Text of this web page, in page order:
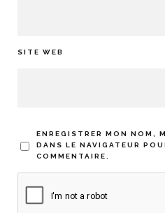
SITE WEB
ENREGISTRER MON NOM,
DANS LE NAVIGATEUR
COMMENTAIRE.